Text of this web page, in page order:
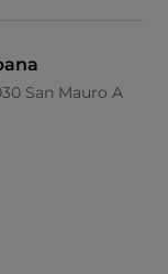
San Mauro A